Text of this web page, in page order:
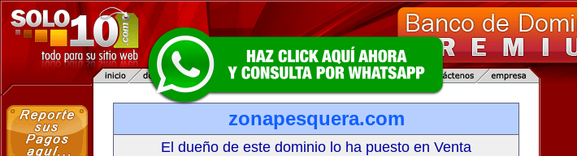
zonapesquera.com
El dueño de este dominio lo ha puesto en Venta